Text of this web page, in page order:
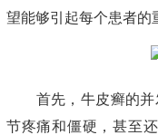
望能够引起每个患者的
首先，牛皮癣的并发
节疼痛和僵硬，甚至